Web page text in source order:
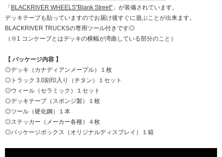
「BLACKRIVER WHEELS"Blank Street" 」が装備されています。
デッキテープも貼っていますのでお届け後すぐに遊ぶことが出来ます。
BLACKRIVER TRUCKSの専用ツール付きです◎
（※1 コンケーブとはデッキの横幅が湾曲している部分のこと）
【 パッケージ内容 】
◎デッキ（カナディアンメープル）１枚
◎トラック 3.0刻印入り（チタン）１セット
◎ウィール（セラミック）１セット
◎デッキテープ（スポンジ製）１枚
◎ツール（硬化鋼）１本
◎ステッカー（メーカー各種）４枚
◎パッケージボックス（オリジナルディスプレイ）１箱